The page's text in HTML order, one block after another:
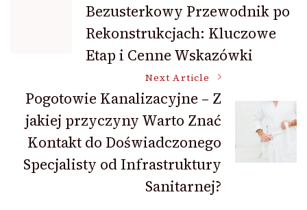
Navigation
Bezusterkowy Przewodnik po
Rekonstrukcjach: Kluczowe
Etap i Cenne Wskazówki
Next Article
Pogotowie Kanalizacyjne – Z
jakiej przyczyny Warto Znać
Kontakt do Doświadczonego
Specjalisty od Infrastruktury
Sanitarnej?